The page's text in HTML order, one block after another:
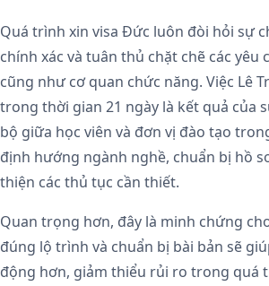
Quá trình xin visa Đức luôn đòi hỏi sự
chính xác và tuân thủ chặt chẽ các yêu
cũng như cơ quan chức năng. Việc Lê
trong thời gian 21 ngày là kết quả của
bộ giữa học viên và đơn vị đào tạo
định hướng ngành nghề, chuẩn bị hồ
thiện các thủ tục cần thiết.
Quan trọng hơn, đây là minh chứng
đúng lộ trình và chuẩn bị bài bản sẽ
động hơn, giảm thiểu rủi ro trong quá